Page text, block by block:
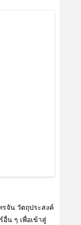
รจัน วัตถุประสงค์
น ๆ เพื่อเข้าสู่